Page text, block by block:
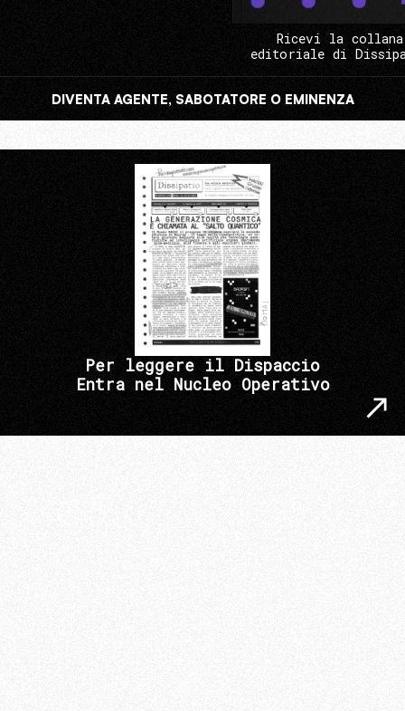
Ricevi la collana
editoriale di
DIVENTA AGENTE, SABOTATORE O EMINENZA
Per leggere il Dispaccio
Entra nel Nucleo Operativo